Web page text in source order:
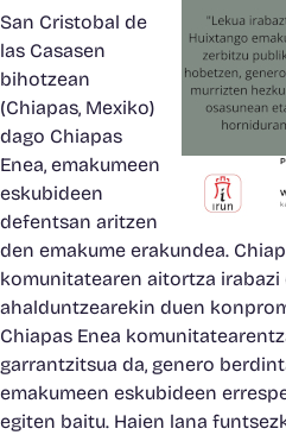
San Cristobal de
las Casasen
bihotzean
(Chiapas, Mexiko)
dago Chiapas
Enea, emakumeen
eskubideen
defentsan aritzen
den emakume erakundea.
komunitatearen aitortza irabazi
ahalduntzearekin duen
Chiapas Enea
garrantzitsua da, genero
emakumeen eskubideen
egiten baitu. Haien lana